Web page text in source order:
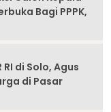
Bagi PPPK,
RI di Solo, Agus
di Pasar